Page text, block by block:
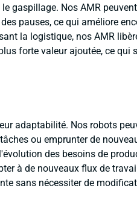
gaspillage. Nos AMR peuvent
pauses, ce qui améliore
la logistique, nos AMR
forte valeur ajoutée, ce qui
adaptabilité. Nos robots
ou emprunter de
des besoins de
à de nouveaux flux de
sans nécessiter de